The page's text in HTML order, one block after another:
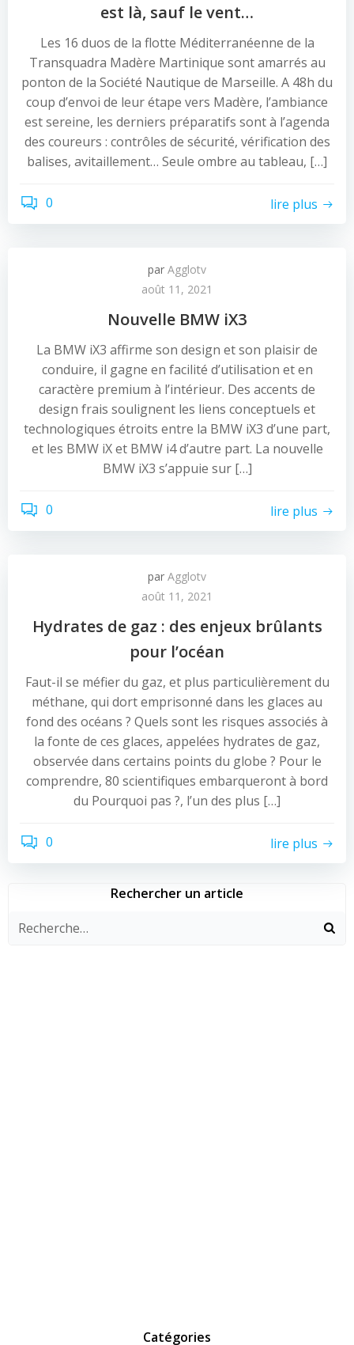
est là, sauf le vent…
Les 16 duos de la flotte Méditerranéenne de la
Transquadra Madère Martinique sont amarrés au
ponton de la Société Nautique de Marseille. A 48h du
coup d’envoi de leur étape vers Madère, l’ambiance
est sereine, les derniers préparatifs sont à l’agenda
des coureurs : contrôles de sécurité, vérification des
balises, avitaillement… Seule ombre au tableau, […]
0 lire plus
par Agglotv
août 11, 2021
Nouvelle BMW iX3
La BMW iX3 affirme son design et son plaisir de
conduire, il gagne en facilité d’utilisation et en
caractère premium à l’intérieur. Des accents de
design frais soulignent les liens conceptuels et
technologiques étroits entre la BMW iX3 d’une part,
et les BMW iX et BMW i4 d’autre part. La nouvelle
BMW iX3 s’appuie sur […]
0 lire plus
par Agglotv
août 11, 2021
Hydrates de gaz : des enjeux brûlants
pour l’océan
Faut-il se méfier du gaz, et plus particulièrement du
méthane, qui dort emprisonné dans les glaces au
fond des océans ? Quels sont les risques associés à
la fonte de ces glaces, appelées hydrates de gaz,
observée dans certains points du globe ? Pour le
comprendre, 80 scientifiques embarqueront à bord
du Pourquoi pas ?, l’un des plus […]
0 lire plus
Rechercher un article
Catégories